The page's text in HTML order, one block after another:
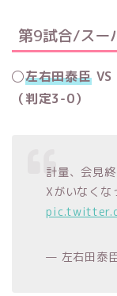
第9試合/スー
◯左右田泰臣VS
（判定3-0）
計量、会見終
Xがいなくな
— 左右田泰